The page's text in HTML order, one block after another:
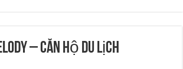
– Căn Hộ Du Lịch